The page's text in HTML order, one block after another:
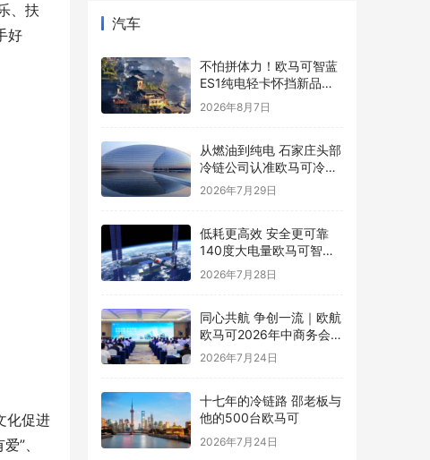
、扶
好
化促进
”、
汽车
不怕拼体力！欧马可智蓝
ES1纯电轻卡怀挡新品解
锁舒适高效运营新体验
2026年8月7日
从燃油到纯电 石家庄头部
冷链公司认准欧马可冷藏
车
2026年7月29日
低耗更高效 安全更可靠
140度大电量欧马可智蓝
ES1纯电轻卡怀挡新品亮
2026年7月28日
同心共航 争创一流｜欧航
欧马可2026年中商务会暨
战略研讨会圆满召开
2026年7月24日
十七年的冷链路 邵老板与
他的500台欧马可
2026年7月24日